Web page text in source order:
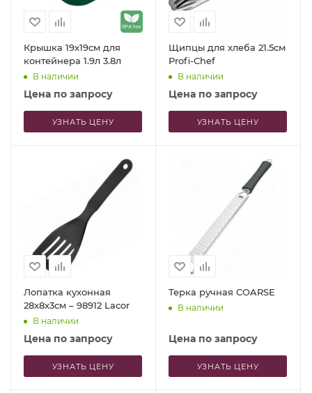
Крышка 19x19см для
контейнера 1.9л 3.8л
В наличии
Цена по запросу
УЗНАТЬ ЦЕНУ
Щипцы для хлеба 21.5см
Profi-Chef
В наличии
Цена по запросу
УЗНАТЬ ЦЕНУ
Лопатка кухонная
28x8x3см – 98912 Lacor
В наличии
Цена по запросу
УЗНАТЬ ЦЕНУ
Терка ручная COARSE
В наличии
Цена по запросу
УЗНАТЬ ЦЕНУ